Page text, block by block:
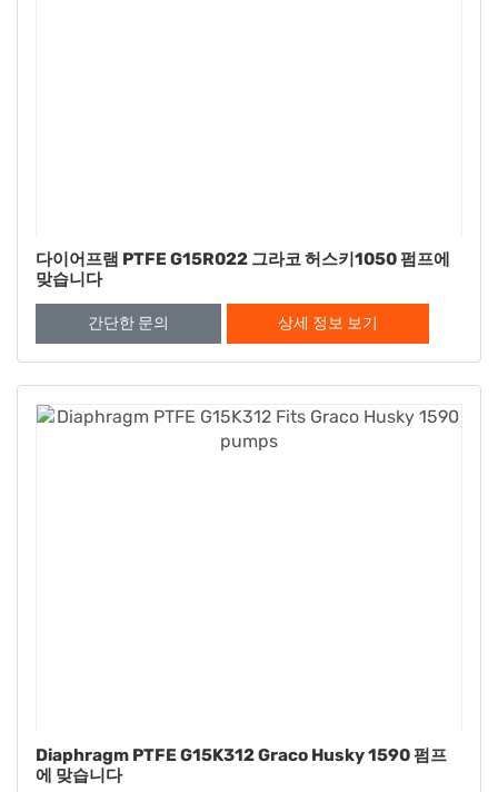
다이어프램 PTFE G15R022 그라코 허스키1050 펌프에
맞습니다
간단한 문의 상세 정보 보기
Diaphragm PTFE G15K312 Graco Husky 1590 펌프
에 맞습니다